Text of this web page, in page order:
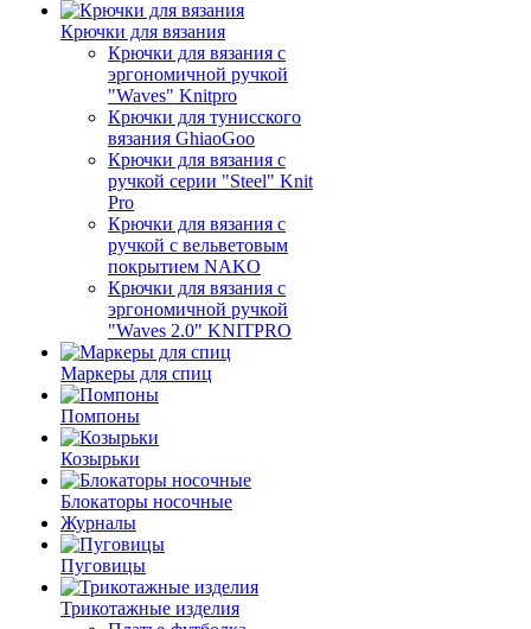
Крючки для вязания
Крючки для вязания с
эргономичной ручкой
"Waves" Knitpro
Крючки для тунисского
вязания GhiaoGoo
Крючки для вязания с
ручкой серии "Steel" Knit
Pro
Крючки для вязания с
ручкой с вельветовым
покрытием NAKO
Крючки для вязания с
эргономичной ручкой
"Waves 2.0" KNITPRO
Маркеры для спиц
Помпоны
Козырьки
Блокаторы носочные
Журналы
Пуговицы
Трикотажные изделия